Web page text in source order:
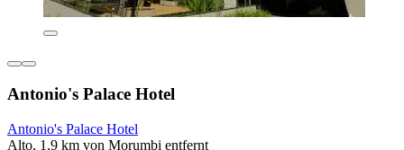
Antonio's Palace Hotel
Antonio's Palace Hotel
Alto, 1,9 km von Morumbi entfernt